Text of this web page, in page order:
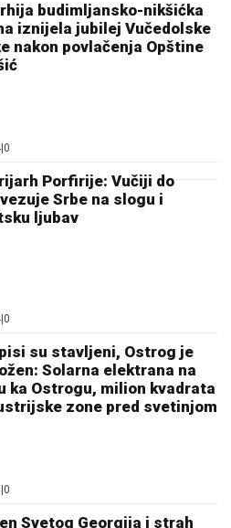
budimljansko-nikšićka
iznijela jubilej Vučedolske
nakon povlačenja Opštine
0
Porfirije: Vučiji do
Srbe na slogu i
ljubav
0
su stavljeni, Ostrog je
Solarna elektrana na
ka Ostrogu, milion kvadrata
zone pred svetinjom
0
Svetog Georgija i strah